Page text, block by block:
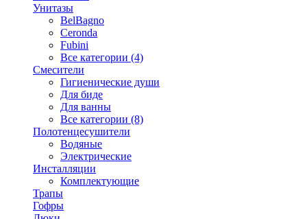
Унитазы
BelBagno
Ceronda
Fubini
Все категории (4)
Смесители
Гигиенические души
Для биде
Для ванны
Все категории (8)
Полотенцесушители
Водяные
Электрические
Инсталляции
Комплектующие
Трапы
Гофры